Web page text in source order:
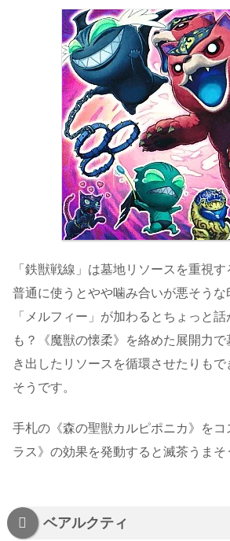
「鉄獣戦線」は墓地リソースを重視す
普通に使うとやや噛み合いが悪そうな
「メルフィー」が加わるとちょっと
も？《魔獣の懐柔》を絡めた展開力
き出したリソースを循環させたりもで
そうです。
手札の《森の聖獣カルピポニカ》を
ラス》の効果を発動すると滅茶うまそ
ベアルクティ